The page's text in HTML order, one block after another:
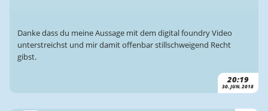
20:19
30. JUN. 2018
Danke dass du meine Aussage mit dem digital foundry Video
unterstreichst und mir damit offenbar stillschweigend Recht
gibst.